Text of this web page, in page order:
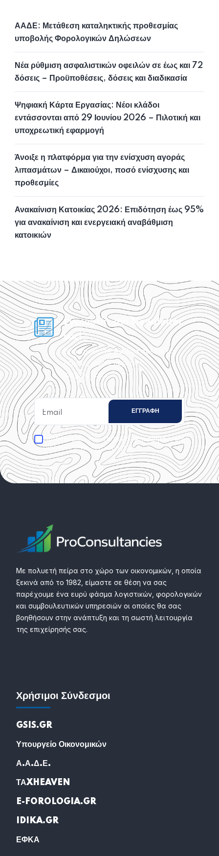
ΑΑΔΕ: Μετάθεση καταληκτικής προθεσμίας
υποβολής Φορολογικών Δηλώσεων
Νέα ρύθμιση ασφαλιστικών οφειλών σε έως και 72
δόσεις – Προϋποθέσεις, δόσεις και διαδικασία
Ψηφιακή Κάρτα Εργασίας: Νέοι κλάδοι
εντάσσονται από 29 Ιουνίου 2026 – Πιλοτική και
υποχρεωτική εφαρμογή
Άνοιξε η πλατφόρμα για την ενίσχυση αγοράς
λιπασμάτων – Δικαιούχοι, ποσό ενίσχυσης και
προθεσμίες
Ανακαίνιση Κατοικίας 2026: Επιδότηση έως 95%
για ανακαίνιση και ενεργειακή αναβάθμιση
κατοικιών
Εγγραφείτε στο Newsletter
μας!
Ενημερωθείτε για όσα πρέπει να
ξέρετε, χωρίς περιττές
πληροφορίες.
Αποδέχομαι τηνΠολιτική Απορρήτουκαι
συναινώ στην εγγραφή μου.
Με πολυετή πείρα στο χώρο των οικονομικών, η οποία
ξεκινά από το 1982, είμαστε σε θέση να σας
παρέχουμε ένα ευρύ φάσμα λογιστικών, φορολογικών
και συμβουλευτικών υπηρεσιών οι οποίες θα σας
βοηθήσουν στην ανάπτυξη και τη σωστή λειτουργία
της επιχείρησής σας.
Χρήσιμοι Σύνδεσμοι
GSIS.GR
Υπουργείο Οικονομικών
Α.Α.Δ.Ε.
ΤΑXHEAVEN
E-FOROLOGIA.GR
IDIKA.GR
ΕΦΚΑ